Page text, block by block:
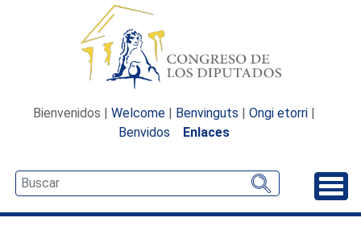
Bienvenidos | Welcome | Benvinguts | Ongi etorri |
Benvidos
Enlaces